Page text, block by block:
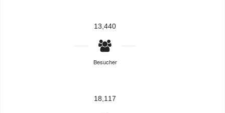
13,440
Besucher
18,117